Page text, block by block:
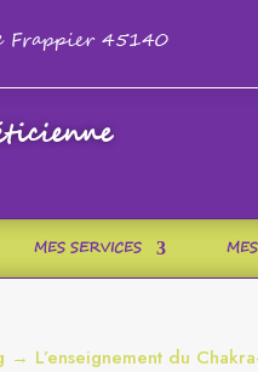
Frappier 45140
MES SERVICES
→ L’enseignement du